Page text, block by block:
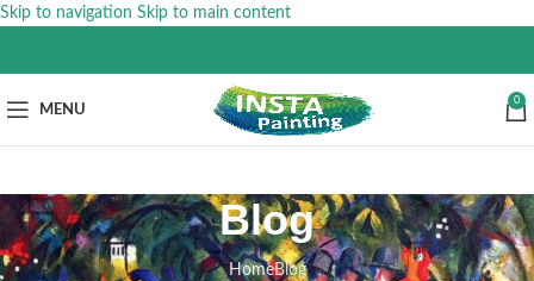
Skip to navigation Skip to main content
MENU
0
Blog
HomeBlog